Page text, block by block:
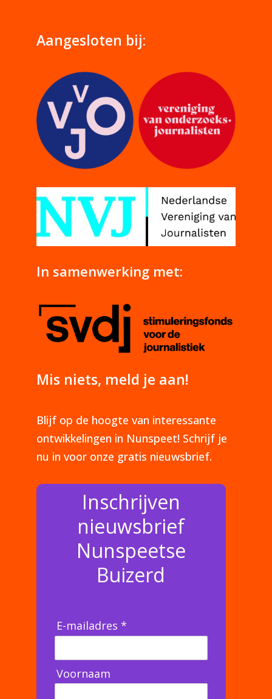
Aangesloten bij:
In samenwerking met:
Mis niets, meld je aan!
Blijf op de hoogte van interessante
ontwikkelingen in Nunspeet! Schrijf je
nu in voor onze gratis nieuwsbrief.
Inschrijven
nieuwsbrief
Nunspeetse
Buizerd
E-mailadres *
Voornaam